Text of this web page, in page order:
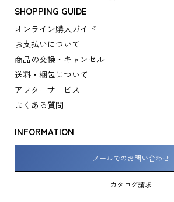
SHOPPING GUIDE
オンライン購入ガイド
お支払いについて
商品の交換・キャンセル
送料・梱包について
アフターサービス
よくある質問
INFORMATION
メールでのお問い合わせ
カタログ請求